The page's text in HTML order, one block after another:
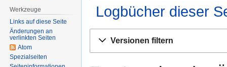
Logbücher dieser
Navigation
Suche
Versionen filtern
Werkzeuge
Links auf diese Seite
Änderungen an
verlinkten Seiten
Atom
Spezialseiten